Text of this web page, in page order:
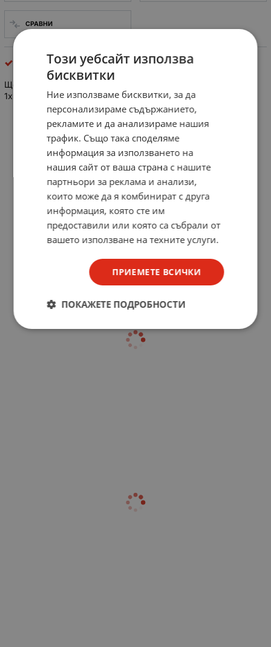
СРАВНИ
клеми, клемореди и бързи връзки
Щепсел ЗОСЕМЕ, проводник-платка, женски; без контакти;
1x5 PIN
Този уебсайт използва
бисквитки
Ние използваме бисквитки, за да
персонализираме съдържанието,
рекламите и да анализираме нашия
трафик. Също така споделяме
информация за използването на
нашия сайт от ваша страна с нашите
партньори за реклама и анализи,
които може да я комбинират с друга
информация, която сте им
предоставили или която са събрали от
вашето използване на техните услуги.
ПРИЕМЕТЕ ВСИЧКИ
ПОКАЖЕТЕ ПОДРОБНОСТИ